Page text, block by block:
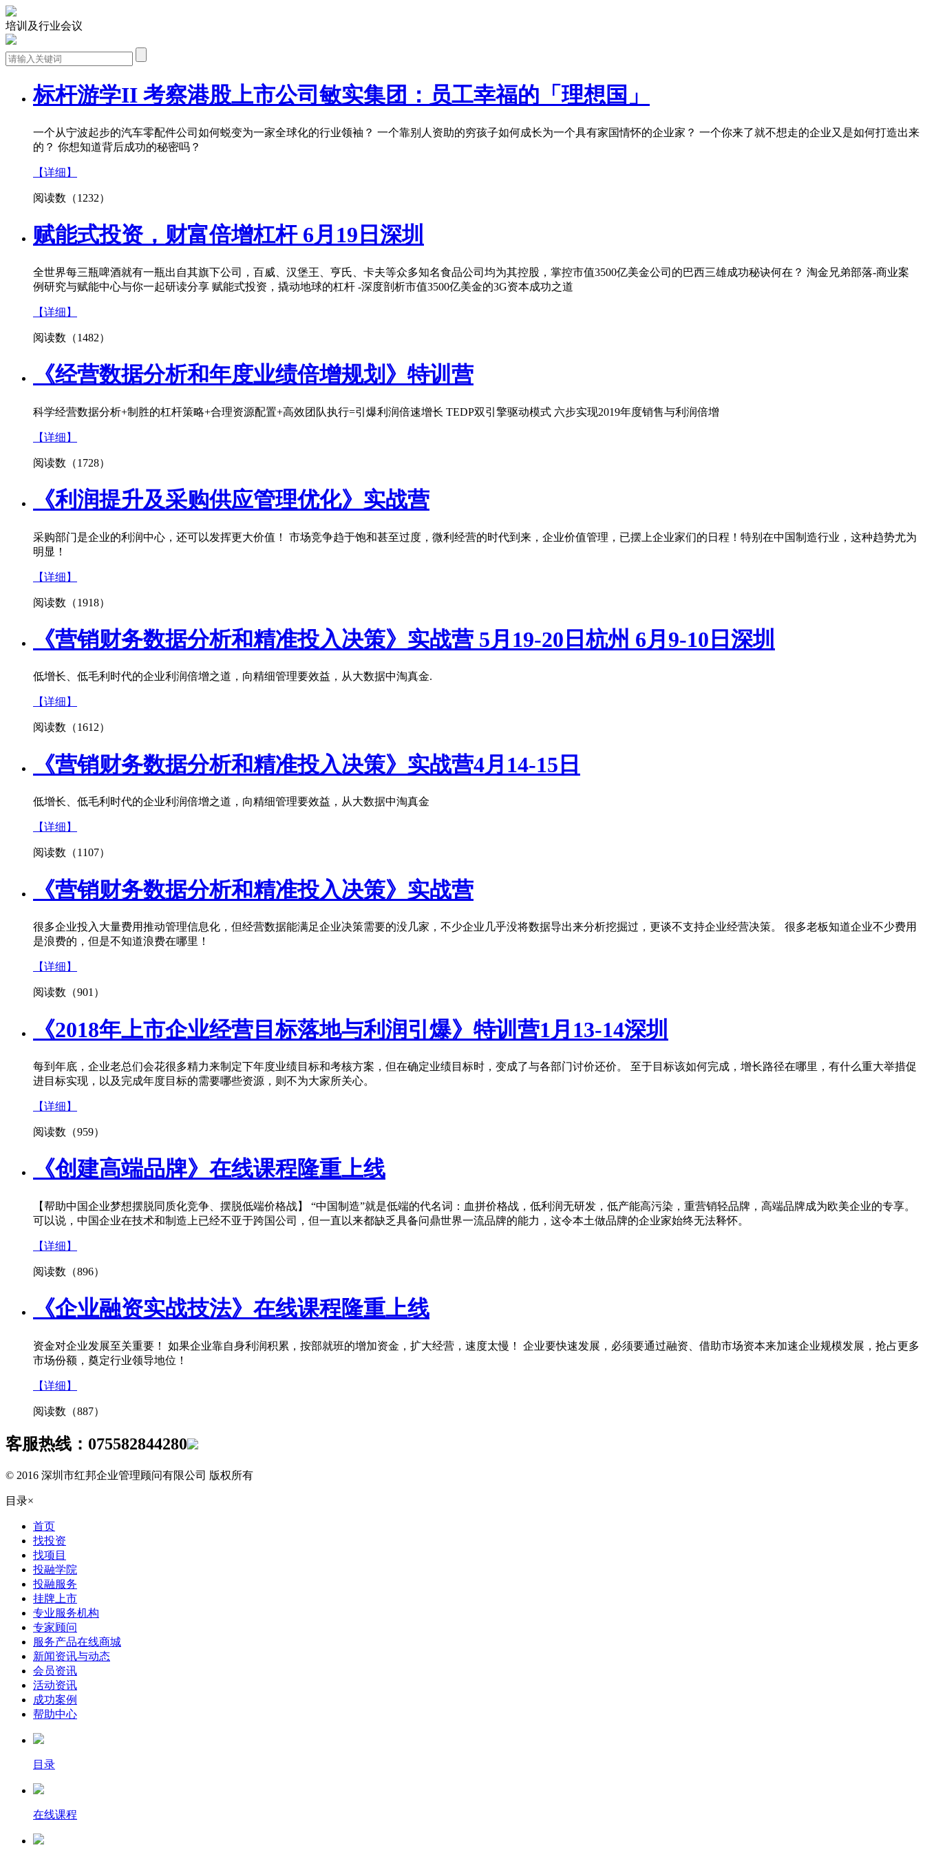
培训及行业会议
标杆游学II 考察港股上市公司敏实集团：员工幸福的「理想国」
一个从宁波起步的汽车零配件公司如何蜕变为一家全球化的行业领袖？ 一个靠别人资助的穷孩子如何成长为一个具有家国情怀的企业家？ 一个你来了就不想走的企业又是如何打造出来
的？ 你想知道背后成功的秘密吗？
【详细】
阅读数（1232）
赋能式投资，财富倍增杠杆 6月19日深圳
全世界每三瓶啤酒就有一瓶出自其旗下公司，百威、汉堡王、亨氏、卡夫等众多知名食品公司均为其控股，掌控市值3500亿美金公司的巴西三雄成功秘诀何在？ 淘金兄弟部落-商业案
例研究与赋能中心与你一起研读分享 赋能式投资，撬动地球的杠杆 -深度剖析市值3500亿美金的3G资本成功之道
【详细】
阅读数（1482）
《经营数据分析和年度业绩倍增规划》特训营
科学经营数据分析+制胜的杠杆策略+合理资源配置+高效团队执行=引爆利润倍速增长 TEDP双引擎驱动模式 六步实现2019年度销售与利润倍增
【详细】
阅读数（1728）
《利润提升及采购供应管理优化》实战营
采购部门是企业的利润中心，还可以发挥更大价值！ 市场竞争趋于饱和甚至过度，微利经营的时代到来，企业价值管理，已摆上企业家们的日程！特别在中国制造行业，这种趋势尤为
明显！
【详细】
阅读数（1918）
《营销财务数据分析和精准投入决策》实战营 5月19-20日杭州 6月9-10日深圳
低增长、低毛利时代的企业利润倍增之道，向精细管理要效益，从大数据中淘真金.
【详细】
阅读数（1612）
《营销财务数据分析和精准投入决策》实战营4月14-15日
低增长、低毛利时代的企业利润倍增之道，向精细管理要效益，从大数据中淘真金
【详细】
阅读数（1107）
《营销财务数据分析和精准投入决策》实战营
很多企业投入大量费用推动管理信息化，但经营数据能满足企业决策需要的没几家，不少企业几乎没将数据导出来分析挖掘过，更谈不支持企业经营决策。 很多老板知道企业不少费用
是浪费的，但是不知道浪费在哪里！
【详细】
阅读数（901）
《2018年上市企业经营目标落地与利润引爆》特训营1月13-14深圳
每到年底，企业老总们会花很多精力来制定下年度业绩目标和考核方案，但在确定业绩目标时，变成了与各部门讨价还价。 至于目标该如何完成，增长路径在哪里，有什么重大举措促
进目标实现，以及完成年度目标的需要哪些资源，则不为大家所关心。
【详细】
阅读数（959）
《创建高端品牌》在线课程隆重上线
【帮助中国企业梦想摆脱同质化竞争、摆脱低端价格战】 “中国制造”就是低端的代名词：血拼价格战，低利润无研发，低产能高污染，重营销轻品牌，高端品牌成为欧美企业的专享。
可以说，中国企业在技术和制造上已经不亚于跨国公司，但一直以来都缺乏具备问鼎世界一流品牌的能力，这令本土做品牌的企业家始终无法释怀。
【详细】
阅读数（896）
《企业融资实战技法》在线课程隆重上线
资金对企业发展至关重要！ 如果企业靠自身利润积累，按部就班的增加资金，扩大经营，速度太慢！ 企业要快速发展，必须要通过融资、借助市场资本来加速企业规模发展，抢占更多
市场份额，奠定行业领导地位！
【详细】
阅读数（887）
客服热线： 075582844280
© 2016 深圳市红邦企业管理顾问有限公司 版权所有
目录×
首页
找投资
找项目
投融学院
投融服务
挂牌上市
专业服务机构
专家顾问
服务产品在线商城
新闻资讯与动态
会员资讯
活动资讯
成功案例
帮助中心
目录
在线课程